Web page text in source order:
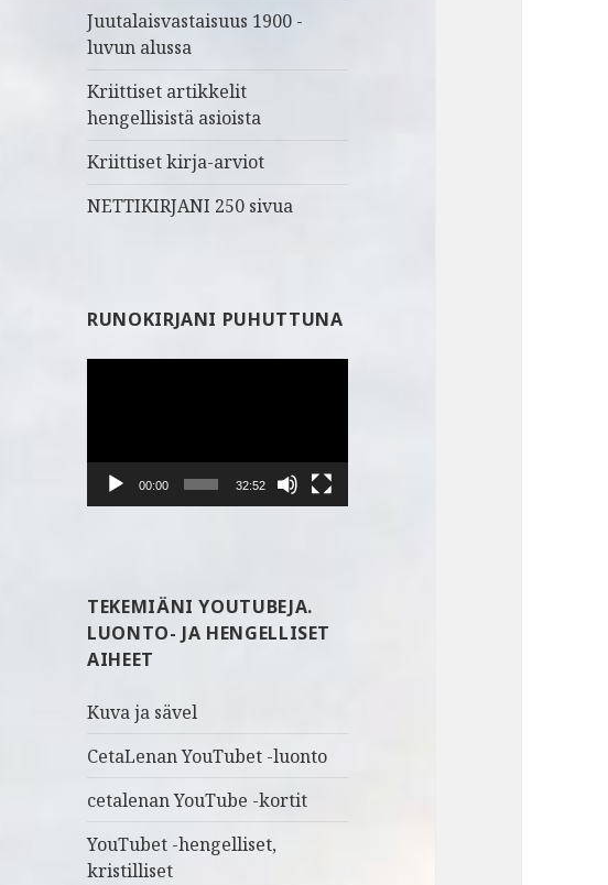
Juutalaisvastaisuus 1900 -
luvun alussa
Kriittiset artikkelit
hengellisistä asioista
Kriittiset kirja-arviot
NETTIKIRJANI 250 sivua
RUNOKIRJANI PUHUTTUNA
00:00 32:52
TEKEMIÄNI YOUTUBEJA.
LUONTO- JA HENGELLISET
AIHEET
Kuva ja sävel
CetaLenan YouTubet -luonto
cetalenan YouTube -kortit
YouTubet -hengelliset,
kristilliset